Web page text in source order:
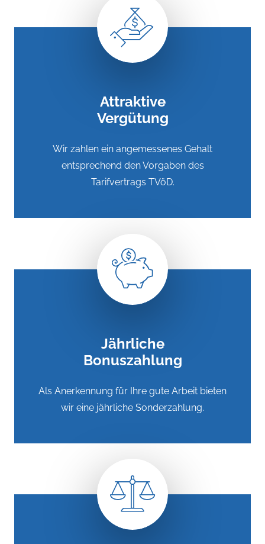
Attraktive
Vergütung
Wir zahlen ein angemessenes Gehalt
entsprechend den Vorgaben des
Tarifvertrags TVöD.
Jährliche
Bonuszahlung
Als Anerkennung für Ihre gute Arbeit bieten
wir eine jährliche Sonderzahlung.